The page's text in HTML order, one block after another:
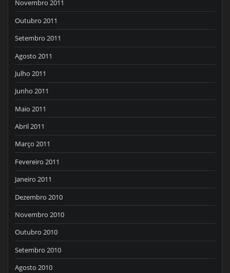
Novembro 2011
Outubro 2011
Setembro 2011
Agosto 2011
Julho 2011
Junho 2011
Maio 2011
Abril 2011
Março 2011
Fevereiro 2011
Janeiro 2011
Dezembro 2010
Novembro 2010
Outubro 2010
Setembro 2010
Agosto 2010